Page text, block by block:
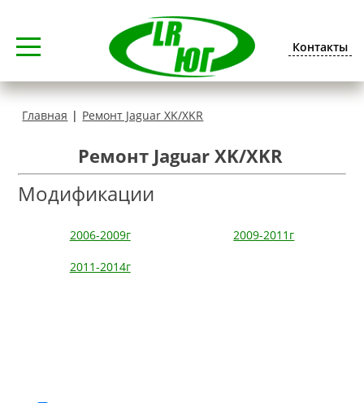
Контакты
Главная | Ремонт Jaguar XK/XKR
Ремонт Jaguar XK/XKR
Модификации
2006-2009г 2009-2011г
2011-2014г